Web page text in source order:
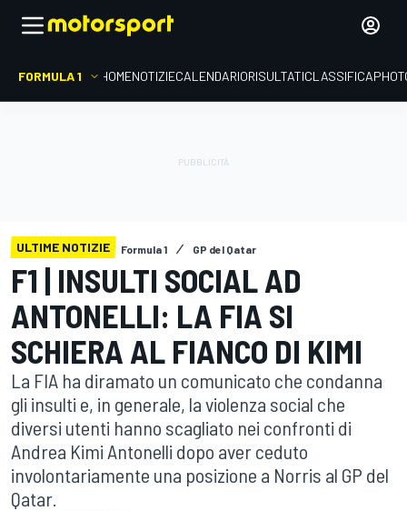
FORMULA 1 HOMENOTIZIECALENDARIORISULTATICLASSIFICA
ULTIME NOTIZIE Formula 1 GP del Qatar
F1 | INSULTI SOCIAL AD
ANTONELLI: LA FIA SI
SCHIERA AL FIANCO DI KIMI
La FIA ha diramato un comunicato che condanna
gli insulti e, in generale, la violenza social che
diversi utenti hanno scagliato nei confronti di
Andrea Kimi Antonelli dopo aver ceduto
involontariamente una posizione a Norris al GP del
Qatar.